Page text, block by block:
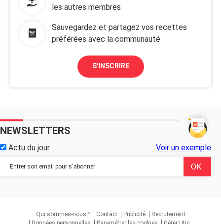
les autres membres
Sauvegardez et partagez vos recettes
préférées avec la communauté
S'INSCRIRE
NEWSLETTERS
Actu du jour Voir un exemple
...
Qui sommes-nous ?
Contact Publicité
Recrutement